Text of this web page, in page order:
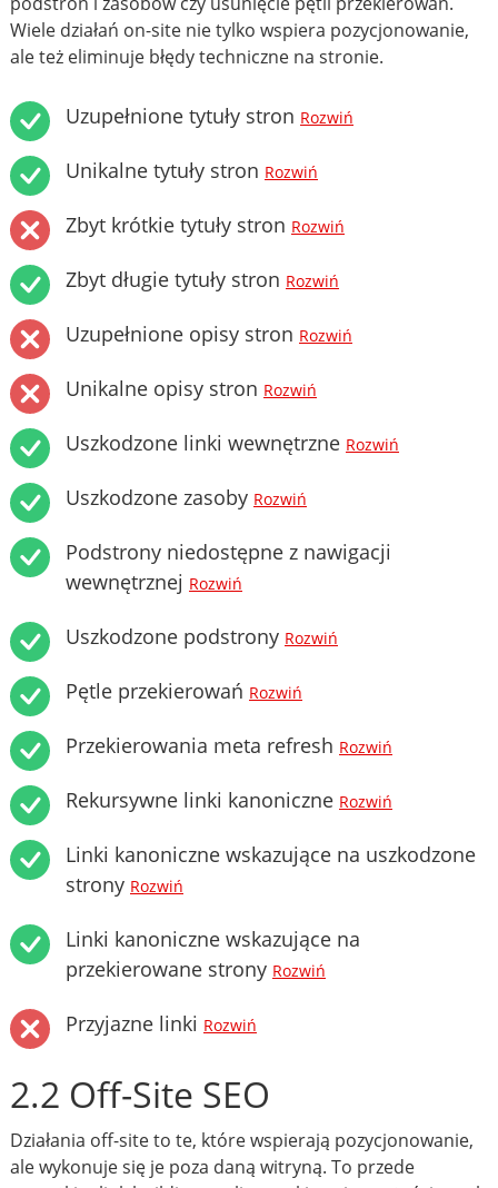
Wiele działań on-site nie tylko wspiera pozycjonowanie,
ale też eliminuje błędy techniczne na stronie.
Uzupełnione tytuły stron Rozwiń
Unikalne tytuły stron Rozwiń
Zbyt krótkie tytuły stron Rozwiń
Zbyt długie tytuły stron Rozwiń
Uzupełnione opisy stron Rozwiń
Unikalne opisy stron Rozwiń
Uszkodzone linki wewnętrzne Rozwiń
Uszkodzone zasoby Rozwiń
Podstrony niedostępne z nawigacji
wewnętrznej Rozwiń
Uszkodzone podstrony Rozwiń
Pętle przekierowań Rozwiń
Przekierowania meta refresh Rozwiń
Rekursywne linki kanoniczne Rozwiń
Linki kanoniczne wskazujące na uszkodzone
strony Rozwiń
Linki kanoniczne wskazujące na
przekierowane strony Rozwiń
Przyjazne linki Rozwiń
2.2 Off-Site SEO
Działania off-site to te, które wspierają pozycjonowanie,
ale wykonuje się je poza daną witryną. To przede